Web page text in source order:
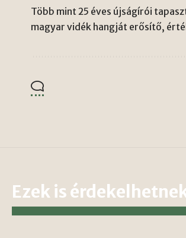
Több mint 25 éves újságírói
magyar vidék hangját erősítő,
Ezek is